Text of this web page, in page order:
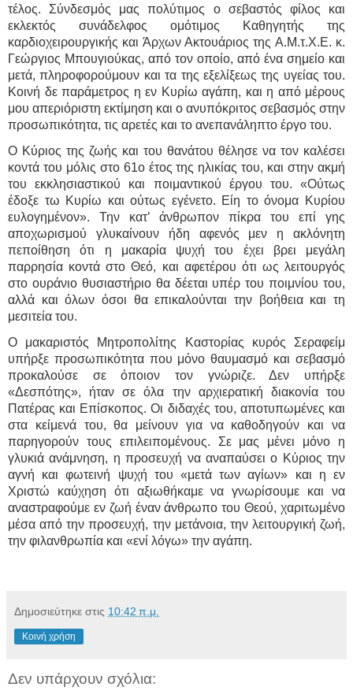
τέλος. Σύνδεσμός μας πολύτιμος ο σεβαστός φίλος και
εκλεκτός συνάδελφος ομότιμος Καθηγητής της
καρδιοχειρουργικής και Άρχων Ακτουάριος της Α.Μ.τ.Χ.Ε. κ.
Γεώργιος Μπουγιούκας, από τον οποίο, από ένα σημείο και
μετά, πληροφορούμουν και τα της εξελίξεως της υγείας του.
Κοινή δε παράμετρος η εν Κυρίω αγάπη, και η από μέρους
μου απεριόριστη εκτίμηση και ο ανυπόκριτος σεβασμός στην
προσωπικότητα, τις αρετές και το ανεπανάληπτο έργο του.
Ο Κύριος της ζωής και του θανάτου θέλησε να τον καλέσει
κοντά του μόλις στο 61ο έτος της ηλικίας του, και στην ακμή
του εκκλησιαστικού και ποιμαντικού έργου του. «Ούτως
έδοξε τω Κυρίω και ούτως εγένετο. Είη το όνομα Κυρίου
ευλογημένον». Την κατ’ άνθρωπον πίκρα του επί γης
αποχωρισμού γλυκαίνουν ήδη αφενός μεν η ακλόνητη
πεποίθηση ότι η μακαρία ψυχή του έχει βρει μεγάλη
παρρησία κοντά στο Θεό, και αφετέρου ότι ως λειτουργός
στο ουράνιο θυσιαστήριο θα δέεται υπέρ του ποιμνίου του,
αλλά και όλων όσοι θα επικαλούνται την βοήθεια και τη
μεσιτεία του.
Ο μακαριστός Μητροπολίτης Καστορίας κυρός Σεραφείμ
υπήρξε προσωπικότητα που μόνο θαυμασμό και σεβασμό
προκαλούσε σε όποιον τον γνώριζε. Δεν υπήρξε
«Δεσπότης», ήταν σε όλα την αρχιερατική διακονία του
Πατέρας και Επίσκοπος. Οι διδαχές του, αποτυπωμένες και
στα κείμενά του, θα μείνουν για να καθοδηγούν και να
παρηγορούν τους επιλειπομένους. Σε μας μένει μόνο η
γλυκιά ανάμνηση, η προσευχή να αναπαύσει ο Κύριος την
αγνή και φωτεινή ψυχή του «μετά των αγίων» και η εν
Χριστώ καύχηση ότι αξιωθήκαμε να γνωρίσουμε και να
αναστραφούμε εν ζωή έναν άνθρωπο του Θεού, χαριτωμένο
μέσα από την προσευχή, την μετάνοια, την λειτουργική ζωή,
την φιλανθρωπία και «ενί λόγω» την αγάπη.
Δημοσιεύτηκε στις 10:42 π.μ.
Κοινή χρήση
Δεν υπάρχουν σχόλια: